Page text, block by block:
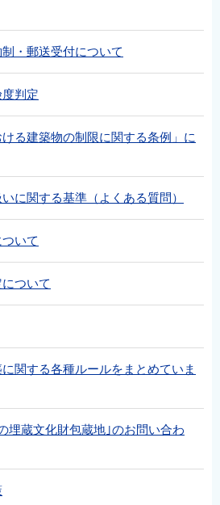
・郵送受付について
判定
ける建築物の制限に関する条例」に
に関する基準（よくある質問）
いて
ついて
関する各種ルールをまとめていま
埋蔵文化財包蔵地｣のお問い合わ